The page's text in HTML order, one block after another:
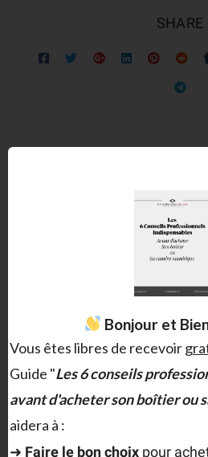
SHARE
Je suis le fondateur du collectif
dans la stratégie
Bonjour et
Vous êtes libres de recevoir
Guide "Les 6 conseils
avant d'acheter son boîtier ou
aidera à :
➜ Faire le bon choix pour